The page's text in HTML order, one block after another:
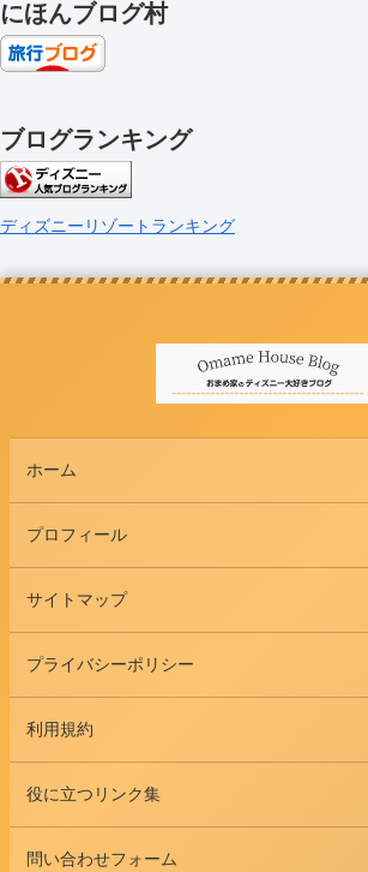
にほんブログ村
ブログランキング
ディズニーリゾートランキング
ホーム
プロフィール
サイトマップ
プライバシーポリシー
利用規約
役に立つリンク集
問い合わせフォーム